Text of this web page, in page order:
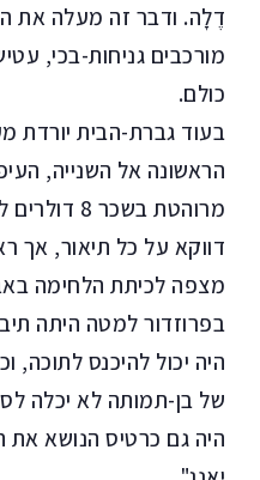
דֶלָה. ודבר זה מעלה את
מורכבים גניחות-בכי,
כולם.
בעוד גברת-הבית יורדת
הראשונה אל השנייה,
מרוהטת
דווקא על כל תיאור, אך
מצפה לכיתת הלחימה
בפרוזדור למטה היתה
היה יכול להיכנס
של בן-תמותה לא יכלה
היה גם כרטיס הנושא את